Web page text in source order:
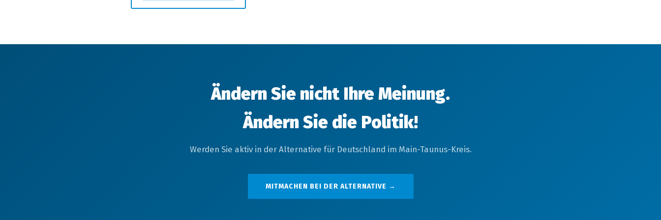
Ändern Sie nicht Ihre Meinung.
Ändern Sie die Politik!
Werden Sie aktiv in der Alternative für Deutschland im Main-Taunus-Kreis.
MITMACHEN BEI DER ALTERNATIVE →